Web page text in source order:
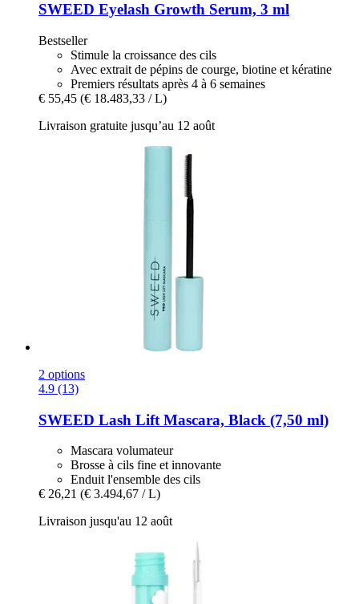
SWEED Eyelash Growth Serum, 3 ml
Bestseller
Stimule la croissance des cils
Avec extrait de pépins de courge, biotine et kératine
Premiers résultats après 4 à 6 semaines
€ 55,45 (€ 18.483,33 / L)
Livraison gratuite jusqu’au 12 août
2 options
4.9 (13)
SWEED Lash Lift Mascara, Black (7,50 ml)
Mascara volumateur
Brosse à cils fine et innovante
Enduit l'ensemble des cils
€ 26,21 (€ 3.494,67 / L)
Livraison jusqu'au 12 août